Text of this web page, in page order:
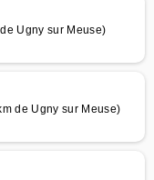
Ugny sur Meuse)
de Ugny sur Meuse)